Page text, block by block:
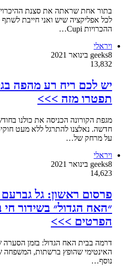
בתור אחת שראתה את סצנת
לכל אפליקציה שיש ואני חייבת
ההכרויות Cupi…
ויראלי
geeks8 בינואר 2021
13,832
יש לכם ריח רע מהפה
תפטרו מזה >>>
מגפת הקורונה הכניסה את כולנו
חדשה. נאלצנו להתרגל ללא מעט
על מרחק של…
ויראלי
geeks8 בינואר 2021
14,623
פרסום ראשון: גל
הפרטים >>>
דרמה בבית האח הגדול: בזמן הסערה
האינטימי שהופץ ברשתות,
נוסף…